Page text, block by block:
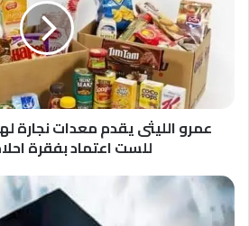
معدات
لهدى
ومشروع
للست
اعتماد
أوامر
عمرو الليثى يقدم معدات نجارة
للست اعتماد بفقرة
فاعل
خير